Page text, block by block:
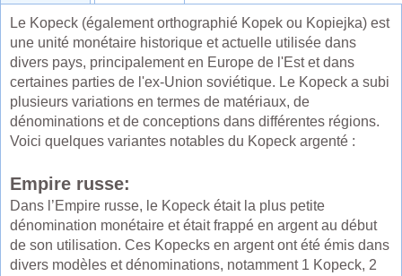
Le Kopeck (également orthographié Kopek ou Kopiejka) est
une unité monétaire historique et actuelle utilisée dans
divers pays, principalement en Europe de l'Est et dans
certaines parties de l'ex-Union soviétique. Le Kopeck a subi
plusieurs variations en termes de matériaux, de
dénominations et de conceptions dans différentes régions.
Voici quelques variantes notables du Kopeck argenté :
Empire russe:
Dans l’Empire russe, le Kopeck était la plus petite
dénomination monétaire et était frappé en argent au début
de son utilisation. Ces Kopecks en argent ont été émis dans
divers modèles et dénominations, notamment 1 Kopeck, 2